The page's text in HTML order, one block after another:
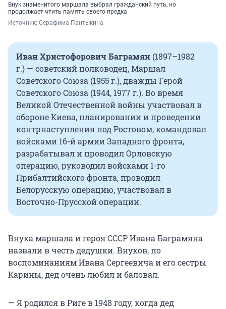
Внук знаменитого маршала выбрал гражданский путь, но
продолжает чтить память своего предка
Источник: Серафима Пантыкина
Иван Христофорович Баграмян (1897–1982
г.) — советский полководец, Маршал
Советского Союза (1955 г.), дважды Герой
Советского Союза (1944, 1977 г.). Во время
Великой Отечественной войны участвовал в
обороне Киева, планировании и проведении
контрнаступления под Ростовом, командовал
войсками 16-й армии Западного фронта,
разрабатывал и проводил Орловскую
операцию, руководил войсками 1-го
Прибалтийского фронта, проводил
Белорусскую операцию, участвовал в
Восточно-Прусской операции.
Внука маршала и героя СССР Ивана Баграмяна
назвали в честь дедушки. Внуков, по
воспоминаниям Ивана Сергеевича и его сестры
Карины, дед очень любил и баловал.
— Я родился в Риге в 1948 году, когда дед